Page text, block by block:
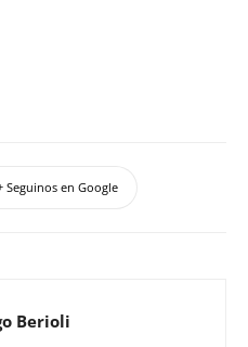
Seguinos en Google
Berioli